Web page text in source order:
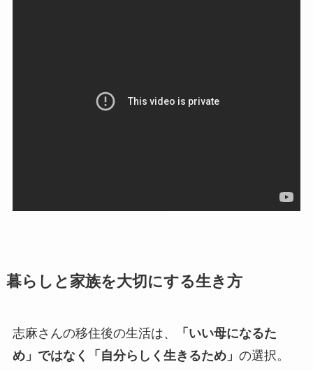
暮らしと家族を大切にする生き方
志麻さんの移住後の生活は、
「いい母になるた
め」ではなく「自分らしく生きるため」 の選択。